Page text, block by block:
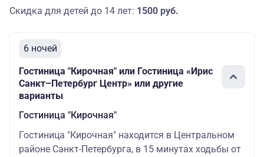
Скидка для детей до 14 лет: 1500 руб.
6 ночей
Гостиница "Кирочная" или Гостиница «Ирис
Санкт–Петербург Центр» или другие
варианты
Гостиница "Кирочная"
Гостиница "Кирочная" находится в Центральном
районе Санкт-Петербурга, в 15 минутах ходьбы от